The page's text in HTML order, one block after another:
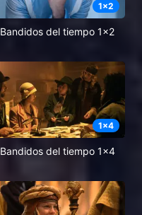
1x2
Bandidos del tiempo 1x2
1x4
Bandidos del tiempo 1x4